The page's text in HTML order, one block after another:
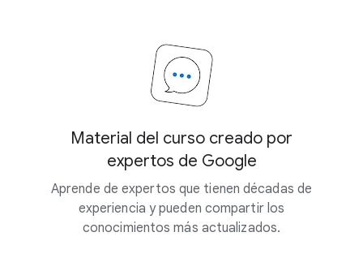
Material del curso creado por
expertos de Google
Aprende de expertos que tienen décadas de
experiencia y pueden compartir los
conocimientos más actualizados.